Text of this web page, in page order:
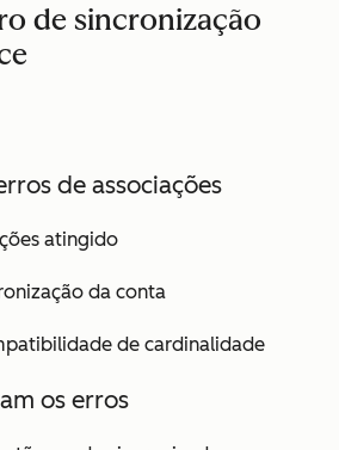
de sincronização
de associações
atingido
da conta
de cardinalidade
os erros